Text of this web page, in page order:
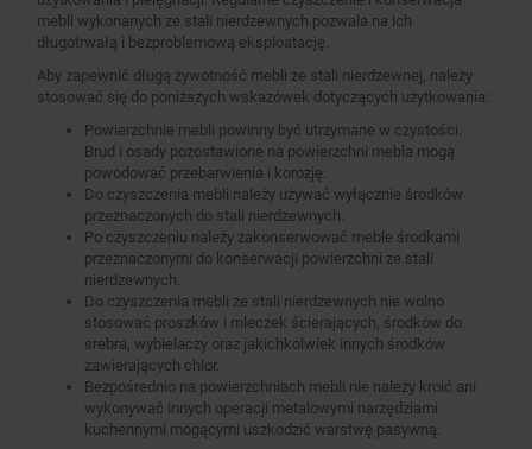
mebli wykonanych ze stali nierdzewnych pozwala na ich
długotrwałą i bezproblemową eksploatację.
Aby zapewnić długą żywotność mebli ze stali nierdzewnej, należy
stosować się do poniższych wskazówek dotyczących użytkowania:
Powierzchnie mebli powinny być utrzymane w czystości.
Brud i osady pozostawione na powierzchni mebla mogą
powodować przebarwienia i korozję.
Do czyszczenia mebli należy używać wyłącznie środków
przeznaczonych do stali nierdzewnych.
Po czyszczeniu należy zakonserwować meble środkami
przeznaczonymi do konserwacji powierzchni ze stali
nierdzewnych.
Do czyszczenia mebli ze stali nierdzewnych nie wolno
stosować proszków i mleczek ścierających, środków do
srebra, wybielaczy oraz jakichkolwiek innych środków
zawierających chlor.
Bezpośrednio na powierzchniach mebli nie należy kroić ani
wykonywać innych operacji metalowymi narzędziami
kuchennymi mogącymi uszkodzić warstwę pasywną.